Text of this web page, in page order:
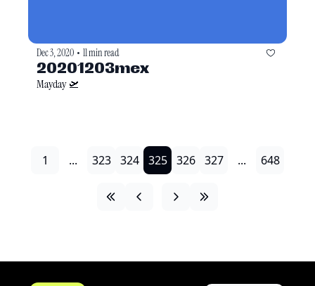
Dec 3, 2020 • 11 min read
20201203mex
Mayday 🛫
1 ... 323 324 325 326 327 ... 648